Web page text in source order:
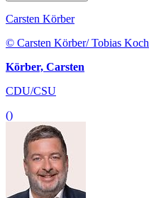
Carsten Körber
© Carsten Körber/ Tobias Koch
Körber, Carsten
CDU/CSU
()